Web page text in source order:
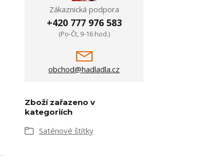
Zákaznická podpora
+420 777 976 583
(Po-Čt, 9-16 hod.)
obchod@hadladla.cz
Zboží zařazeno v
kategoriích
Saténové štítky